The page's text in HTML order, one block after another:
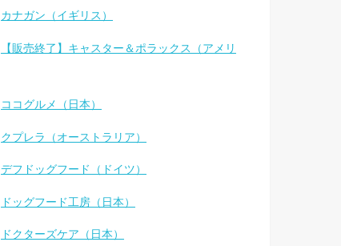
カナガン（イギリス）
【販売終了】キャスター＆ポラックス（アメリ
ココグルメ（日本）
クプレラ（オーストラリア）
デフドッグフード（ドイツ）
ドッグフード工房（日本）
ドクターズケア（日本）